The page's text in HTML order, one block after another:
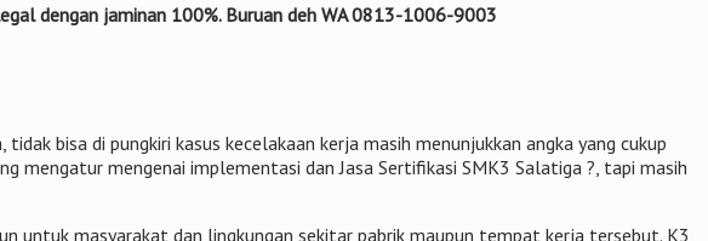
dengan jaminan 100%. Buruan deh WA 0813-1006-9003
bisa di pungkiri kasus kecelakaan kerja masih menunjukkan angka yang cukup
mengatur mengenai implementasi dan Jasa Sertifikasi SMK3 Salatiga ?, tapi masih
untuk masyarakat dan lingkungan sekitar pabrik maupun tempat kerja tersebut. K3